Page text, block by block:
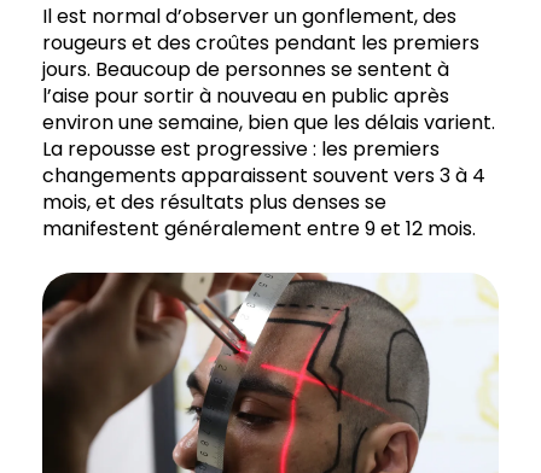
Il est normal d’observer un gonflement, des
rougeurs et des croûtes pendant les premiers
jours. Beaucoup de personnes se sentent à
l’aise pour sortir à nouveau en public après
environ une semaine, bien que les délais varient.
La repousse est progressive : les premiers
changements apparaissent souvent vers 3 à 4
mois, et des résultats plus denses se
manifestent généralement entre 9 et 12 mois.